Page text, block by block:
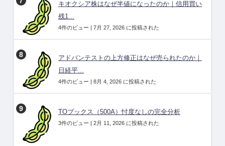
キオクシア株はなぜ半値になったのか｜信用買い
残1...
4件のビュー | 7月 27, 2026 に投稿された
アドバンテストの上方修正はなぜ売られたのか｜
日経平...
4件のビュー | 8月 4, 2026 に投稿された
TOブックス（500A）忖度なしの完全分析
3件のビュー | 2月 11, 2026 に投稿された